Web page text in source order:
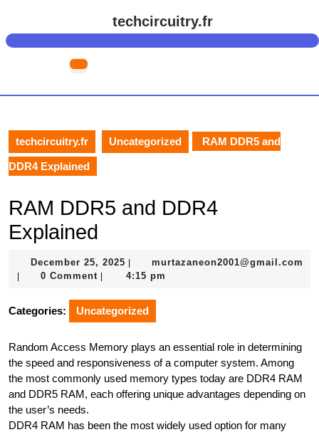
content
techcircuitry.fr
Open
techcircuitry.fr Uncategorized RAM DDR5 and
DDR4 Explained
RAM DDR5 and DDR4
Explained
December 25, 2025 December
25,
murtazaneon2001@gmail.com
murtazaneon2001@gmail.com
0 Comment 4:15 pm
Categories: Uncategorized
Random Access Memory plays an essential role in determining
the speed and responsiveness of a computer system. Among
the most commonly used memory types today are DDR4 RAM
and DDR5 RAM, each offering unique advantages depending on
the user’s needs.
DDR4 RAM has been the most widely used option for many